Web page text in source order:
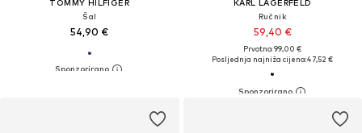
TOMMY HILFIGER
Šal
54,90 €
KARL LAGERFELD
Ručnik
59,40 €
Prvotno: 99,00 €
Posljednja najniža cijena:47,52 €